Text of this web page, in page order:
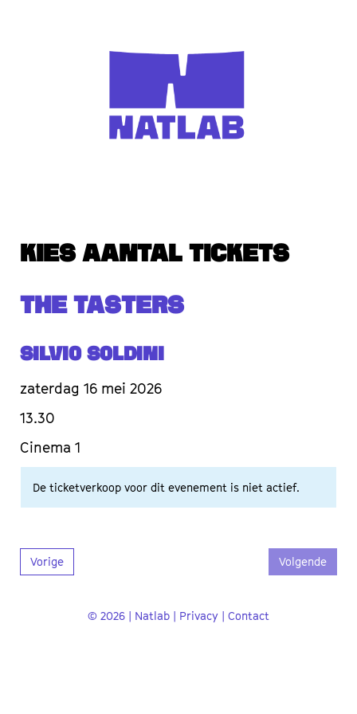
KIES AANTAL TICKETS
THE TASTERS
Silvio Soldini
zaterdag 16 mei 2026
13.30
Cinema 1
De ticketverkoop voor dit evenement is niet actief.
Vorige Volgende
© 2026 | Natlab | Privacy | Contact